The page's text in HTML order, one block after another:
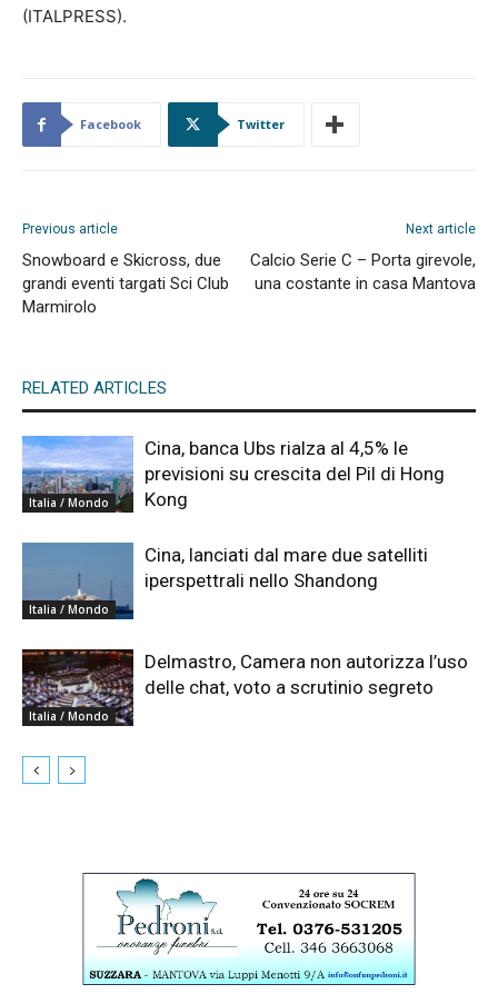
(ITALPRESS).
Facebook Twitter
Previous article
Snowboard e Skicross, due
grandi eventi targati Sci Club
Marmirolo
Next article
Calcio Serie C – Porta girevole,
una costante in casa Mantova
RELATED ARTICLES
Italia / Mondo
Cina, banca Ubs rialza al 4,5% le
previsioni su crescita del Pil di Hong
Kong
Italia / Mondo
Cina, lanciati dal mare due satelliti
iperspettrali nello Shandong
Italia / Mondo
Delmastro, Camera non autorizza l’uso
delle chat, voto a scrutinio segreto